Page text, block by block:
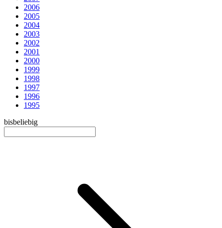
2006
2005
2004
2003
2002
2001
2000
1999
1998
1997
1996
1995
bisbeliebig